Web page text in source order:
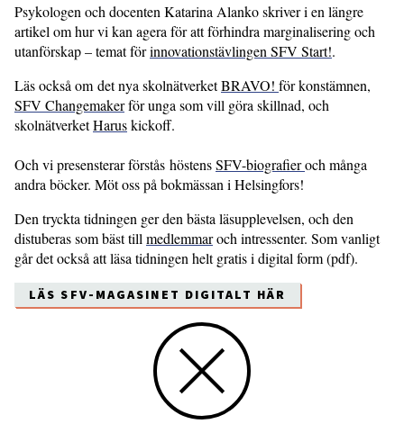
Psykologen och docenten Katarina Alanko skriver i en längre
artikel om hur vi kan agera för att förhindra marginalisering och
utanförskap – temat förinnovationstävlingen SFV Start!.
Läs också om det nya skolnätverketBRAVO! för konstämnen,
SFV Changemakerför unga som vill göra skillnad, och
skolnätverketHaruskickoff.
Och vi presensterar förstås höstensSFV-biografieroch många
andra böcker. Möt oss på bokmässan i Helsingfors!
Den tryckta tidningen ger den bästa läsupplevelsen, och den
distuberas som bäst till medlemmaroch intressenter. Som vanligt
går det också att läsa tidningen helt gratis i digital form (pdf).
LÄS SFV-MAGASINET DIGITALT HÄR